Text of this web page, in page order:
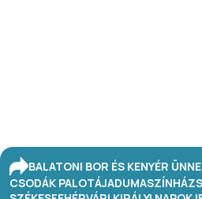
BALATONI BOR ÉS KENYÉR
CSODÁK PALOTÁJADUMASZÍNHÁZ